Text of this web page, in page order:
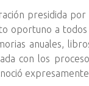
presidida
oportuno a
anuales,
con los